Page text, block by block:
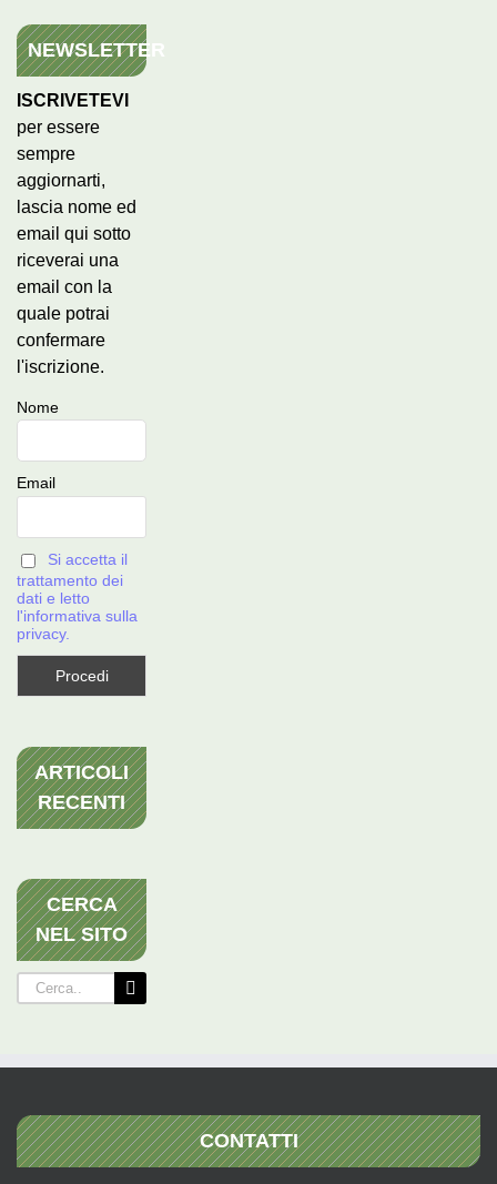
NEWSLETTER
ISCRIVETEVI
per essere
sempre
aggiornarti,
lascia nome ed
email qui sotto
riceverai una
email con la
quale potrai
confermare
l'iscrizione.
Nome
Email
Si accetta il
trattamento dei
dati e letto
l'informativa sulla
privacy.
ARTICOLI
RECENTI
CERCA
NEL SITO
Cerca
per:
CONTATTI